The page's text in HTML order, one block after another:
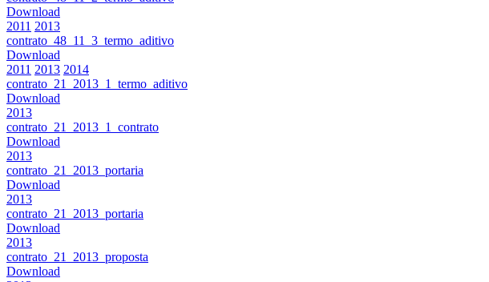
Download
2011 2013
contrato_48_11_3_termo_aditivo
Download
2011 2013 2014
contrato_21_2013_1_termo_aditivo
Download
2013
contrato_21_2013_1_contrato
Download
2013
contrato_21_2013_portaria
Download
2013
contrato_21_2013_portaria
Download
2013
contrato_21_2013_proposta
Download